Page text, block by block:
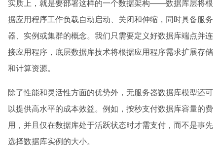
实质上，就是要部署这样的一个数据架构——数据库层将根
据应用程序工作负载自动启动、关闭和伸缩，同时具备服务
器、实例或集群的概念。我们只需要定义好数据库端点并连
接应用程序，底层数据库技术将根据应用程序需求扩展存储
和计算资源。
除了性能和灵活性方面的优势外，无服务器数据库模型还可
以提供高水平的成本效益。例如，按秒支付数据库容量的费
用，并且仅在数据库处于活跃状态时才需支付，而不是事先
选择数据库实例的大小。